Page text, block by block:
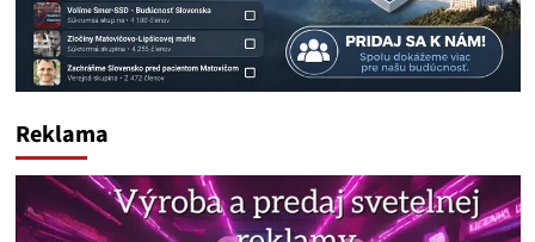
Reklama